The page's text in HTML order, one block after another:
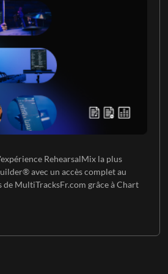
RehearsalMix la plus
avec un accès complet au
MultiTracksFr.com grâce à Chart